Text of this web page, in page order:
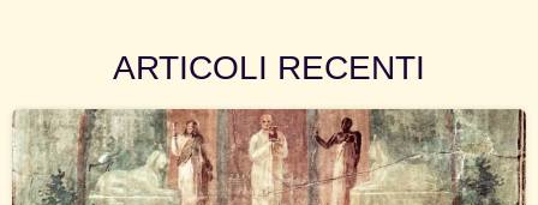
ARTICOLI RECENTI